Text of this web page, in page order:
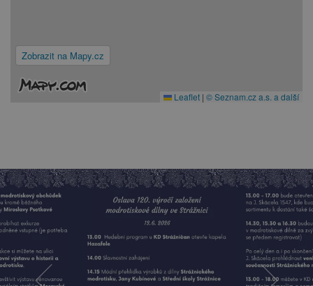
Zobrazit na Mapy.cz
Leaflet | © Seznam.cz a.s. a další